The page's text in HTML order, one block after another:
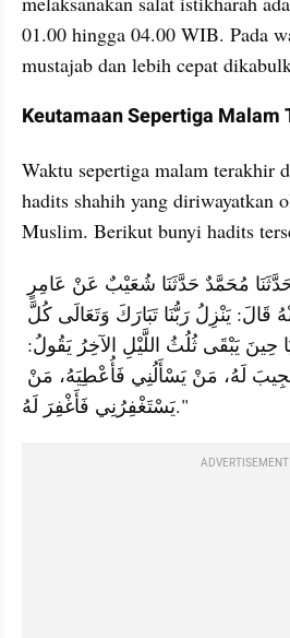
01.00 hingga 04.00 WIB. Pada
mustajab dan lebih cepat
Keutamaan Sepertiga Malam
Waktu sepertiga malam terakhir
hadits shahih yang diriwayatkan
Muslim. Berikut bunyi hadits
يَسْتَغْفِرُنِي فَأَغْفِرَ لَهُ."
ADVERTISEMENT